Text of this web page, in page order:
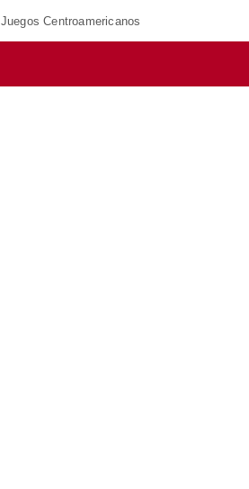
Juegos Centroamericanos